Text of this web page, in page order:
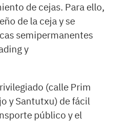
de cejas. Para ello,
de la ceja y se
semipermanentes
y
(calle Prim
y Santutxu) de fácil
público y el